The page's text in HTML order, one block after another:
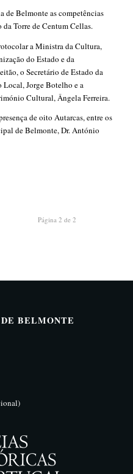
de Belmonte as competências
Torre de Centum Cellas.
a Ministra da Cultura,
do Estado e da
o Secretário de Estado da
Local, Jorge Botelho e a
Cultural, Ângela Ferreira.
de oito Autarcas, entre os
de Belmonte, Dr. António
Página 2 de 2
BELMONTE